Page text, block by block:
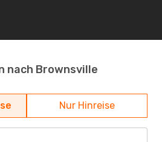
nach Brownsville
Nur Hinreise